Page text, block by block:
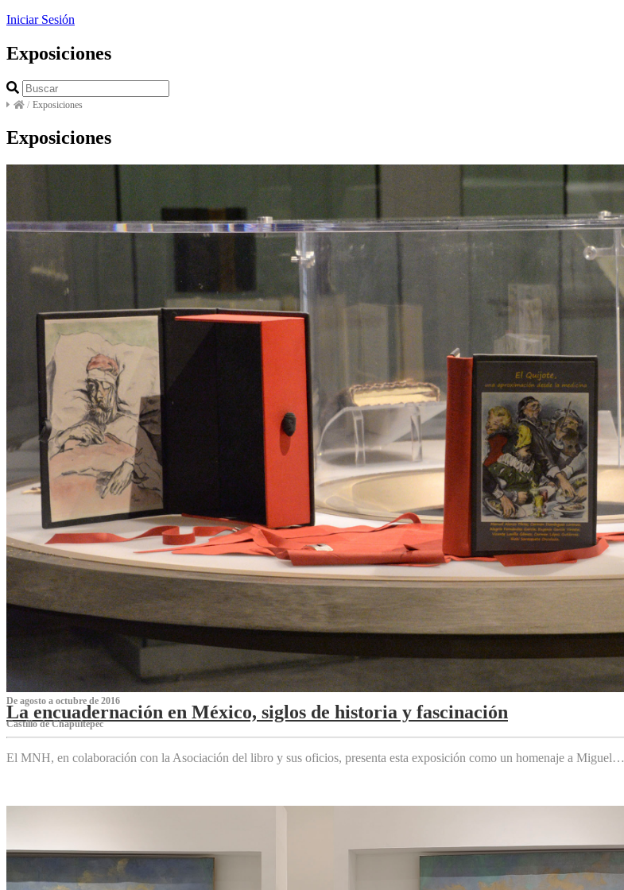
Iniciar Sesión
Exposiciones
/ Exposiciones
Exposiciones
De agosto a octubre de 2016
La encuadernación en México, siglos de historia y fascinación
Castillo de Chapultepec
El MNH, en colaboración con la Asociación del libro y sus oficios, presenta esta exposición como un homenaje a Miguel…